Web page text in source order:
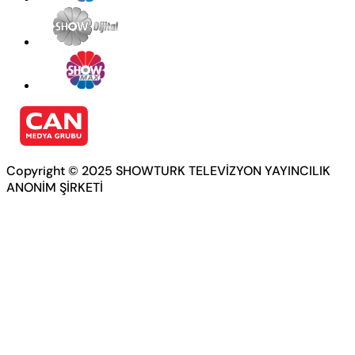
Copyright © 2025 SHOWTURK TELEVİZYON YAYINCILIK
ANONİM ŞİRKETİ